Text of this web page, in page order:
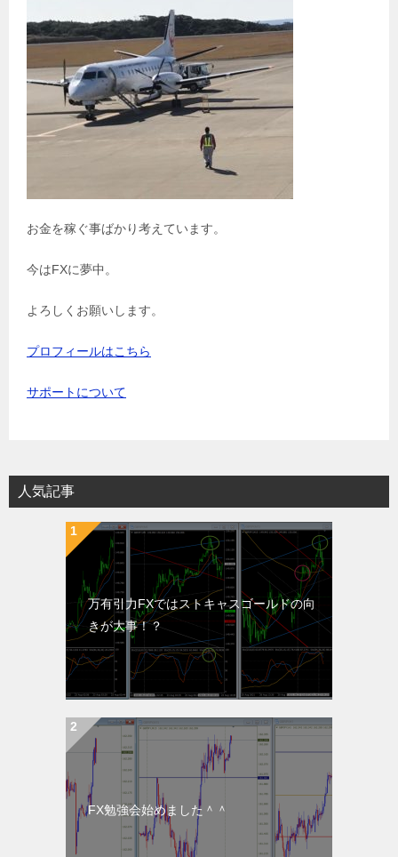
お金を稼ぐ事ばかり考えています。
今はFXに夢中。
よろしくお願いします。
プロフィールはこちら
サポートについて
人気記事
万有引力FXではストキャスゴールドの向
きが大事！？
FX勉強会始めました＾＾